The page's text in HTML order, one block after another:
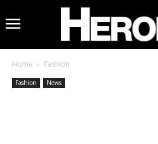
Home Fashion
Fashion News